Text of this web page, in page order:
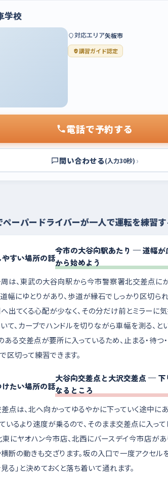
学校
対応エリア矢板市
講習ガイド認定
電話で予約する
問い合わせる(入力30秒) ›
ペーパードライバーが一人で運転を練習
今市の大谷向駅あたり — 道幅
から始めよう
は、東武の大谷向駅から今市警察署北交差点に
幅にゆとりがあり、歩道が縁石でしっかり区切ら
出てくる心配が少なく、その分だけ前とミラーに
て、カーブでハンドルを切りながら車幅を測る、
ある交差点が要所に入っているため、止まる・待つ
区切って練習できます。
大谷向交差点と大沢交差点 —
なるところ
点は、北へ向かってゆるやかに下っていく途中に
いるより速度が乗るので、そのまま交差点に入っ
東にヤオハン今市店、北西にバースデイ今市店があ
断の動きも交ざります。坂の入口で一度アクセル
る」と決めておくと落ち着いて通れます。